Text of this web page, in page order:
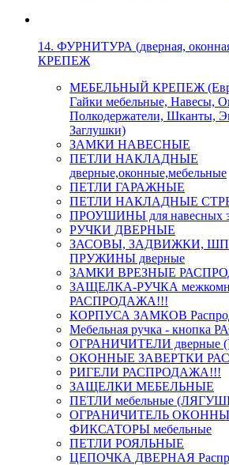
14. ФУРНИТУРА (дверная,
КРЕПЕЖ
МЕБЕЛЬНЫЙ КРЕПЕЖ
Гайки мебельные, Навесы,
Полкодержатели, Шканты,
Заглушки)
ЗАМКИ НАВЕСНЫЕ
ПЕТЛИ НАКЛАДНЫЕ
дверные,оконные,мебельные
ПЕТЛИ ГАРАЖНЫЕ
ПЕТЛИ НАКЛАДНЫЕ
ПРОУШИНЫ для навесных
РУЧКИ ДВЕРНЫЕ
ЗАСОВЫ, ЗАДВИЖКИ,
ПРУЖИНЫ дверные
ЗАМКИ ВРЕЗНЫЕ
ЗАЩЕЛКА-РУЧКА
РАСПРОДАЖА!!!
КОРПУСА ЗАМКОВ
Мебельная ручка -
ОГРАНИЧИТЕЛИ дверные
ОКОННЫЕ ЗАВЕРТКИ
РИГЕЛИ РАСПРОДАЖА!!!
ЗАЩЕЛКИ МЕБЕЛЬНЫЕ
ПЕТЛИ мебельные
ОГРАНИЧИТЕЛЬ
ФИКСАТОРЫ мебельные
ПЕТЛИ РОЯЛЬНЫЕ
ЦЕПОЧКА ДВЕРНАЯ